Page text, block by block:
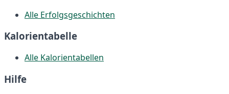
Alle Erfolgsgeschichten
Kalorientabelle
Alle Kalorientabellen
Hilfe